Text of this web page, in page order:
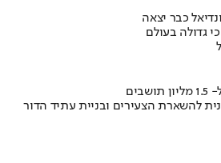
כבר יצאה
גדולה בעולם
להשארת הצעירים ובניית עתיד הדור